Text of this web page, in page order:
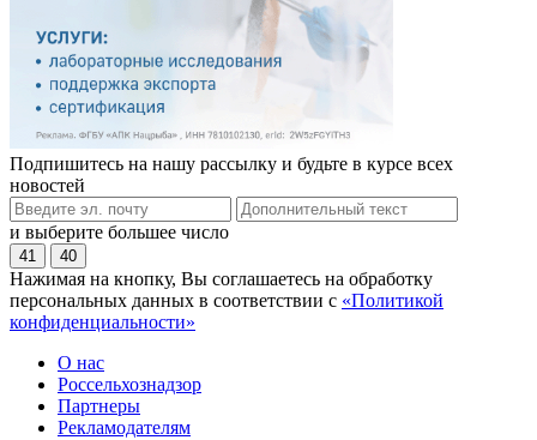
Подпишитесь на нашу рассылку и будьте в курсе всех
новостей
и выберите большее число
41 40
Нажимая на кнопку, Вы соглашаетесь на обработку
персональных данных в соответствии с «Политикой
конфиденциальности»
О нас
Россельхознадзор
Партнеры
Рекламодателям